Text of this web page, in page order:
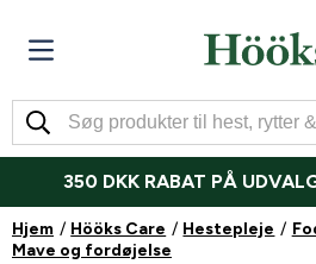
350 DKK RABAT PÅ
Hjem Hööks Care Hestepleje
Mave og fordøjelse